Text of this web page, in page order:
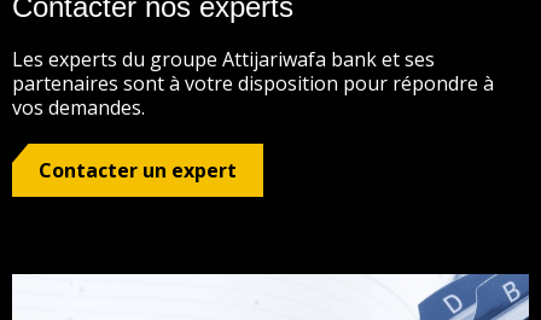
Contacter nos experts
Les experts du groupe Attijariwafa bank et ses
partenaires sont à votre disposition pour répondre à
vos demandes.
Contacter un expert